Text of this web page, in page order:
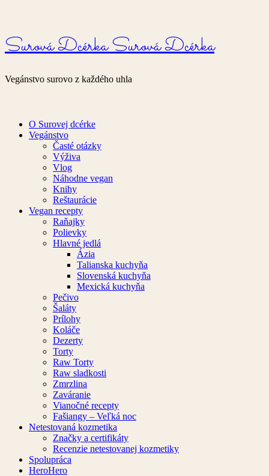
Surová DcérkaSurová Dcérka
Vegánstvo surovo z každého uhla
O Surovej dcérke
Vegánstvo
Časté otázky
Výživa
Vlog
Náhodne vegan
Knihy
Reštaurácie
Vegan recepty
Raňajky
Polievky
Hlavné jedlá
Ázia
Talianska kuchyňa
Slovenská kuchyňa
Mexická kuchyňa
Pečivo
Šaláty
Prílohy
Koláče
Dezerty
Torty
Raw Torty
Raw sladkosti
Zmrzlina
Zaváranie
Vianočné recepty
Fašiangy – Veľká noc
Netestovaná kozmetika
Značky a certifikáty
Recenzie netestovanej kozmetiky
Spolupráca
HeroHero